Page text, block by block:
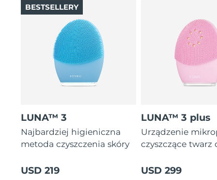
LUNA™ 3
Najbardziej higieniczna
metoda czyszczenia skóry
USD 219
BESTSELLERY
LUNA™ 3 plus
Urządzenie
czyszczące twarz
USD 299